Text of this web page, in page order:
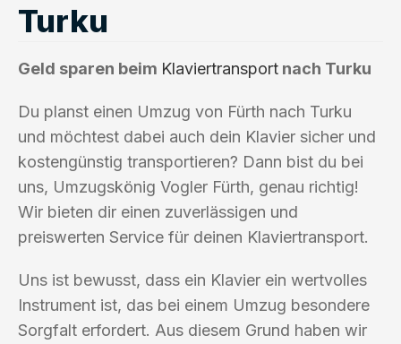
Turku
Geld sparen beim Klaviertransport nach Turku
Du planst einen Umzug von Fürth nach Turku
und möchtest dabei auch dein Klavier sicher und
kostengünstig transportieren? Dann bist du bei
uns, Umzugskönig Vogler Fürth, genau richtig!
Wir bieten dir einen zuverlässigen und
preiswerten Service für deinen Klaviertransport.
Uns ist bewusst, dass ein Klavier ein wertvolles
Instrument ist, das bei einem Umzug besondere
Sorgfalt erfordert. Aus diesem Grund haben wir